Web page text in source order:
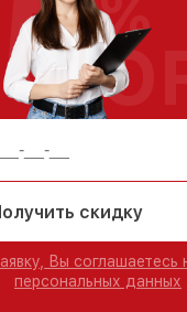
скидку
Вы соглашаетесь
персональных данных